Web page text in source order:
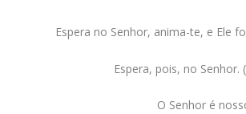
Espera no Senhor, anima-te, e Ele
Espera, pois, no Senhor.
O Senhor é